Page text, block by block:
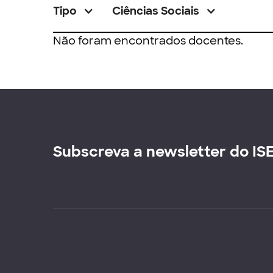
Tipo Ciências Sociais
Não foram encontrados docentes.
Subscreva a newsletter do